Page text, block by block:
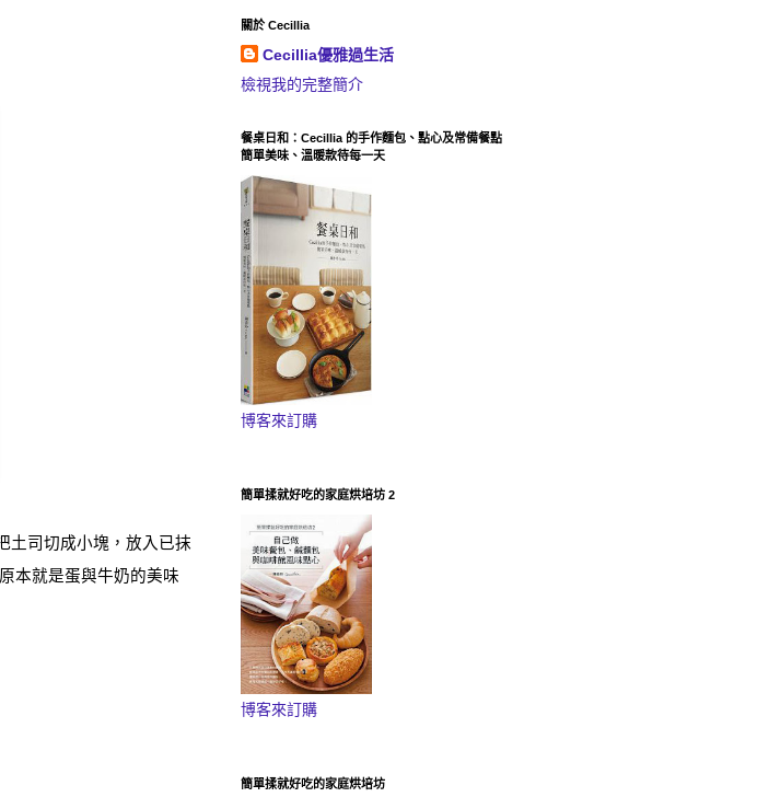
土司切成小塊，放入已抹
本就是蛋與牛奶的美味
關於 Cecillia
Cecillia優雅過生活
檢視我的完整簡介
餐桌日和：Cecillia 的手作麵包、點心及常備餐點
簡單美味、溫暖款待每一天
博客來訂購
簡單揉就好吃的家庭烘培坊 2
博客來訂購
簡單揉就好吃的家庭烘培坊